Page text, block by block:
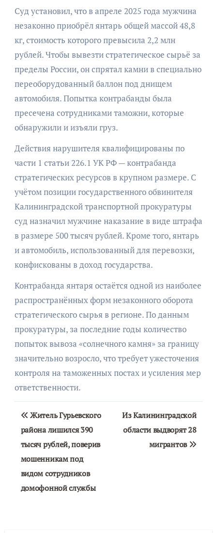
Суд установил, что в апреле 2025 года мужчина
незаконно приобрёл янтарь общей массой 48,8
кг, стоимость которого превысила 2,2 млн
рублей. Чтобы вывезти стратегическое сырьё за
пределы России, он спрятал камни в специально
переоборудованный баллон под днищем
автомобиля. Попытка контрабанды была
пресечена сотрудниками таможни, которые
обнаружили и изъяли груз.
Действия нарушителя квалифицированы по
части 1 статьи 226.1 УК РФ — контрабанда
стратегических ресурсов в крупном размере. С
учётом позиции государственного обвинителя
Калининградской транспортной прокуратуры
суд назначил мужчине наказание в виде штрафа
в размере 500 тысяч рублей. Кроме того, янтарь
и автомобиль, использованный для перевозки,
конфискованы в доход государства.
Контрабанда янтаря остаётся одной из наиболее
распространённых форм незаконного оборота
стратегического сырья в регионе. По данным
прокуратуры, за последние годы количество
попыток вывоза «солнечного камня» за границу
значительно возросло, что требует ужесточения
контроля на таможенных постах и усиления мер
ответственности.
Навигация
по
записям
Житель Гурьевского
района лишился 390
тысяч рублей, поверив
мошенникам под
видом сотрудников
домофонной службы
Из Калининградской
области выдворят 28
мигрантов